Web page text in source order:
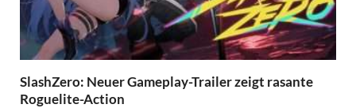
SlashZero: Neuer Gameplay-Trailer zeigt rasante
Roguelite-Action